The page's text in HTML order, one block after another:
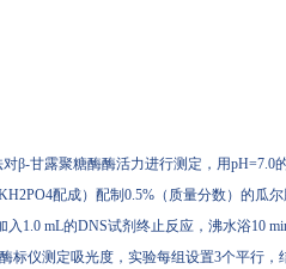
法对β-甘露聚糖酶酶活力进行测定，用
配成）配制0.5%（质量分数）的瓜尔
，加入1.0 mL的DNS试剂终止反应，沸水浴
仪测定吸光度，实验每组设置3个平行